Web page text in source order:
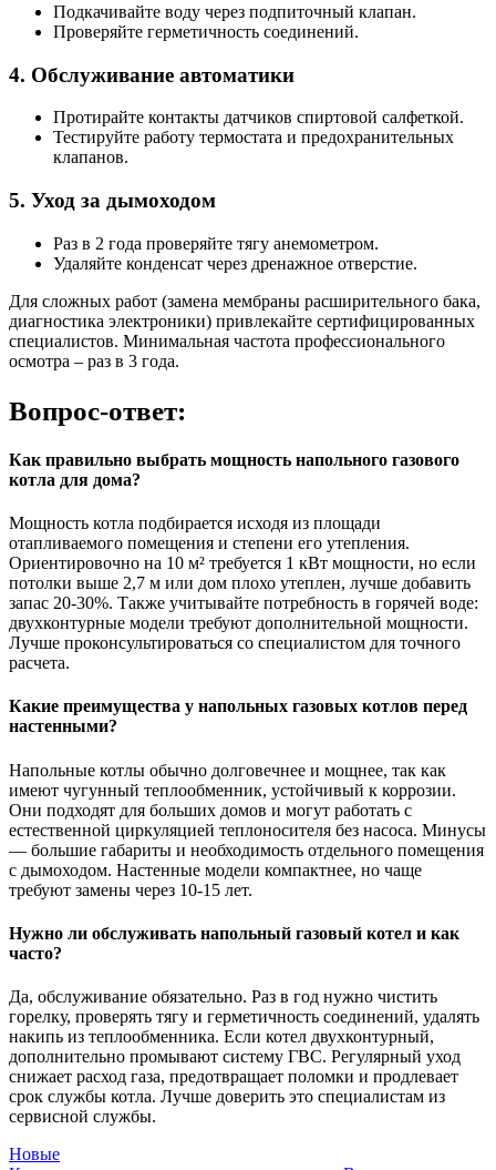
Подкачивайте воду через подпиточный клапан.
Проверяйте герметичность соединений.
4. Обслуживание автоматики
Протирайте контакты датчиков спиртовой салфеткой.
Тестируйте работу термостата и предохранительных
клапанов.
5. Уход за дымоходом
Раз в 2 года проверяйте тягу анемометром.
Удаляйте конденсат через дренажное отверстие.
Для сложных работ (замена мембраны расширительного бака,
диагностика электроники) привлекайте сертифицированных
специалистов. Минимальная частота профессионального
осмотра – раз в 3 года.
Вопрос-ответ:
Как правильно выбрать мощность напольного газового
котла для дома?
Мощность котла подбирается исходя из площади
отапливаемого помещения и степени его утепления.
Ориентировочно на 10 м² требуется 1 кВт мощности, но если
потолки выше 2,7 м или дом плохо утеплен, лучше добавить
запас 20-30%. Также учитывайте потребность в горячей воде:
двухконтурные модели требуют дополнительной мощности.
Лучше проконсультироваться со специалистом для точного
расчета.
Какие преимущества у напольных газовых котлов перед
настенными?
Напольные котлы обычно долговечнее и мощнее, так как
имеют чугунный теплообменник, устойчивый к коррозии.
Они подходят для больших домов и могут работать с
естественной циркуляцией теплоносителя без насоса. Минусы
— большие габариты и необходимость отдельного помещения
с дымоходом. Настенные модели компактнее, но чаще
требуют замены через 10-15 лет.
Нужно ли обслуживать напольный газовый котел и как
часто?
Да, обслуживание обязательно. Раз в год нужно чистить
горелку, проверять тягу и герметичность соединений, удалять
накипь из теплообменника. Если котел двухконтурный,
дополнительно промывают систему ГВС. Регулярный уход
снижает расход газа, предотвращает поломки и продлевает
срок службы котла. Лучше доверить это специалистам из
сервисной службы.
Новые